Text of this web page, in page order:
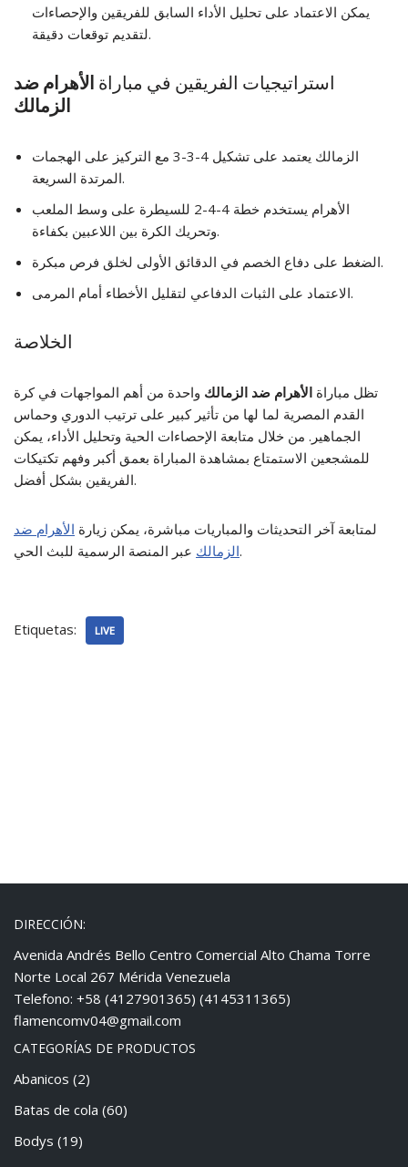
يمكن الاعتماد على تحليل الأداء السابق للفريقين والإحصاءات
لتقديم توقعات دقيقة.
استراتيجيات الفريقين في مباراة الأهرام ضد
الزمالك
الزمالك يعتمد على تشكيل 4-3-3 مع التركيز على الهجمات
المرتدة السريعة.
الأهرام يستخدم خطة 4-4-2 للسيطرة على وسط الملعب
وتحريك الكرة بين اللاعبين بكفاءة.
الضغط على دفاع الخصم في الدقائق الأولى لخلق فرص مبكرة.
الاعتماد على الثبات الدفاعي لتقليل الأخطاء أمام المرمى.
الخلاصة
تظل مباراة الأهرام ضد الزمالك واحدة من أهم المواجهات في كرة
القدم المصرية لما لها من تأثير كبير على ترتيب الدوري وحماس
الجماهير. من خلال متابعة الإحصاءات الحية وتحليل الأداء، يمكن
للمشجعين الاستمتاع بمشاهدة المباراة بعمق أكبر وفهم تكتيكات
الفريقين بشكل أفضل.
لمتابعة آخر التحديثات والمباريات مباشرة، يمكن زيارة الأهرام ضد
الزمالكعبر المنصة الرسمية للبث الحي.
Etiquetas: LIVE
DIRECCIÓN:
Avenida Andrés Bello Centro Comercial Alto Chama Torre
Norte Local 267 Mérida Venezuela
Telefono: +58 (4127901365) (4145311365)
flamencomv04@gmail.com
CATEGORÍAS DE PRODUCTOS
Abanicos (2)
Batas de cola (60)
Bodys (19)